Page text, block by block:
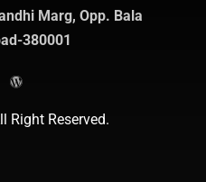
Marg, Opp. Bala
380001
Right Reserved.